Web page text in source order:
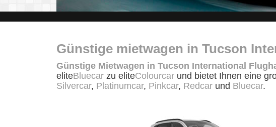
Günstige mietwagen in Tucson
Günstige Mietwagen in Tucson International
eliteBluecar zu eliteColourcar und bietet Ihnen eine
Silvercar, Platinumcar, Pinkcar, Redcar und Bluecar.